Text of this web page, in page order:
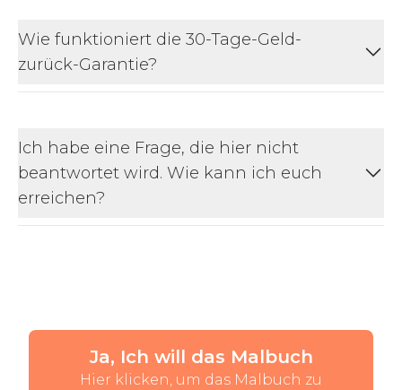
Wie funktioniert die 30-Tage-Geld-
zurück-Garantie?
Ich habe eine Frage, die hier nicht
beantwortet wird. Wie kann ich euch
erreichen?
Ja, Ich will das Malbuch
Hier klicken, um das Malbuch zu